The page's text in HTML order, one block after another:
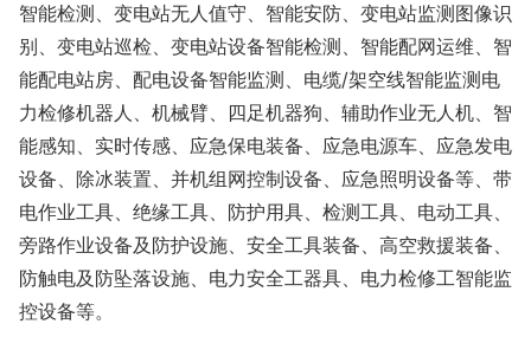
智能检测、变电站无人值守、智能安防、变电站监测图像识
别、变电站巡检、变电站设备智能检测、智能配网运维、智
能配电站房、配电设备智能监测、电缆/架空线智能监测电
力检修机器人、机械臂、四足机器狗、辅助作业无人机、智
能感知、实时传感、应急保电装备、应急电源车、应急发电
设备、除冰装置、并机组网控制设备、应急照明设备等、带
电作业工具、绝缘工具、防护用具、检测工具、电动工具、
旁路作业设备及防护设施、安全工具装备、高空救援装备、
防触电及防坠落设施、电力安全工器具、电力检修工智能监
控设备等。